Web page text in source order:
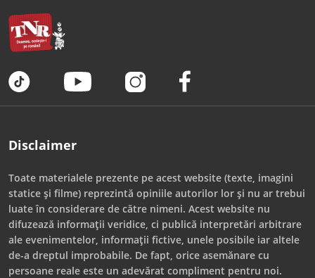
Disclaimer
Toate materialele prezente pe acest website (texte, imagini
statice și filme) reprezintă opiniile autorilor lor și nu ar trebui
luate în considerare de către nimeni. Acest website nu
difuzează informații veridice, ci publică interpretări arbitrare
ale evenimentelor, informații fictive, unele posibile iar altele
de-a dreptul improbabile. De fapt, orice asemănare cu
persoane reale este un adevărat compliment pentru noi.